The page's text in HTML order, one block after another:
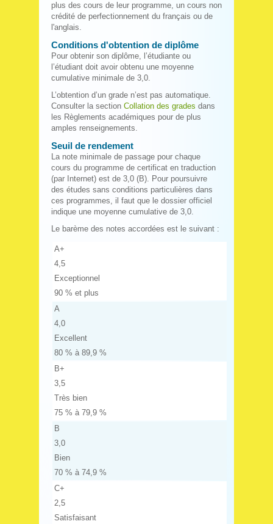
plus des cours de leur programme, un cours non
crédité de perfectionnement du français ou de
l'anglais.
Conditions d'obtention de diplôme
Pour obtenir son diplôme, l’étudiante ou
l’étudiant doit avoir obtenu une moyenne
cumulative minimale de 3,0.
L’obtention d’un grade n’est pas automatique.
Consulter la section Collation des grades dans
les Règlements académiques pour de plus
amples renseignements.
Seuil de rendement
La note minimale de passage pour chaque
cours du programme de certificat en traduction
(par Internet) est de 3,0 (B). Pour poursuivre
des études sans conditions particulières dans
ces programmes, il faut que le dossier officiel
indique une moyenne cumulative de 3,0.
Le barème des notes accordées est le suivant :
A+
4,5
Exceptionnel
90 % et plus
A
4,0
Excellent
80 % à 89,9 %
B+
3,5
Très bien
75 % à 79,9 %
B
3,0
Bien
70 % à 74,9 %
C+
2,5
Satisfaisant